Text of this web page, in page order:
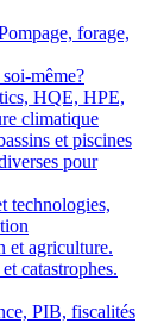
forage,
même?
HQE, HPE,
climatique
et piscines
pour
technologies,
et agriculture.
catastrophes.
PIB, fiscalités